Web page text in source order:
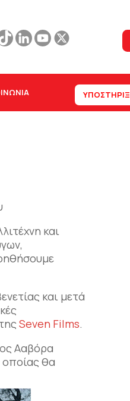
και
και μετά
Seven Films.
Ααβόρα
θα